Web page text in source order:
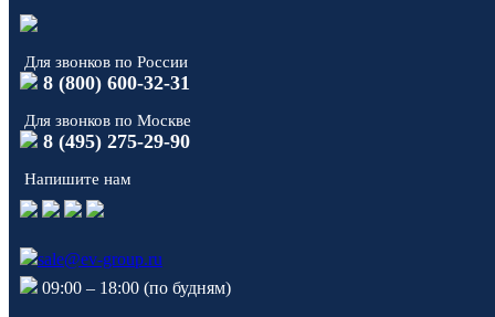
Для звонков по России
8 (800) 600-32-31
Для звонков по Москве
8 (495) 275-29-90
Напишите нам
sale@ev-group.ru
09:00 – 18:00 (по будням)